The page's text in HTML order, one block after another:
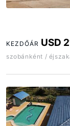
KEZDŐÁR USD
szobánként /